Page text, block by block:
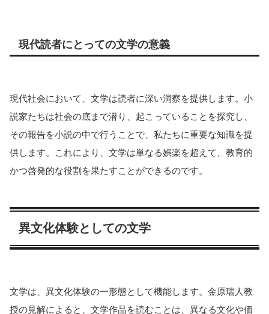
現代読者にとっての文学の意義
現代社会において、文学は読者に深い洞察を提供します。小
説家たちは社会の底まで潜り、起こっていることを探究し、
その報告を小説の中で行うことで、私たちに重要な知識を提
供します​​。これにより、文学は単なる娯楽を超えて、教育的
かつ啓発的な役割を果たすことができるのです。
異文化体験としての文学
文学は、異文化体験の一形態として機能します。金原瑞人教
授の見解によると、文学作品を読むことは、異なる文化や価